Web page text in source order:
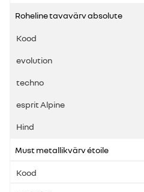
Roheline tavavärv absolute
Must metallikvärv étoile